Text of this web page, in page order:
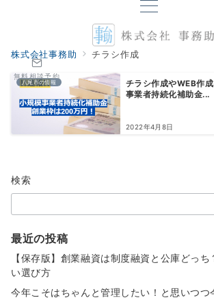
無料相談予約
株式会社事務助 チラシ作成
八尾市の情報
チラシ作成やWEB作
事業者持続化補助金...
2022年4月8日
検索
最近の投稿
【保存版】創業融資は制度融資と公庫どっ
い選び方
今年こそはちゃんと管理したい！と思いつつ